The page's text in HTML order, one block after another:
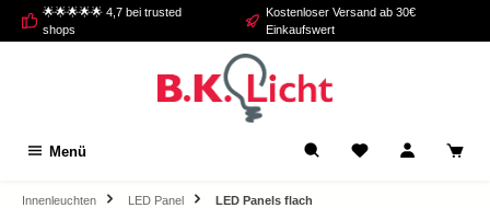
springen
🌟🌟🌟🌟🌟 4,7 bei trusted
shops
Kostenloser Versand ab 30€
Einkaufswert
Menü
Innenleuchten LED Panel LED Panels flach